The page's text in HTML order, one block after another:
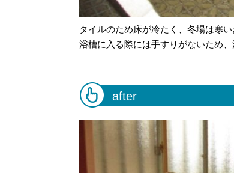
タイルのため床が冷たく、冬場は寒い
浴槽に入る際には手すりがないため
after